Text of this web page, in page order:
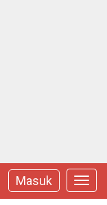
Masuk